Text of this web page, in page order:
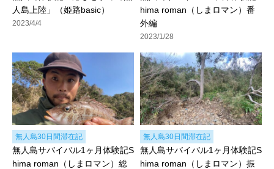
人島上陸」（姫路basic）
2023/4/4
hima roman（しまロマン）番
外編
2023/1/28
無人島30日間滞在記
無人島サバイバル1ヶ月体験記S
hima roman（しまロマン）総
無人島30日間滞在記
無人島サバイバル1ヶ月体験記S
hima roman（しまロマン）振